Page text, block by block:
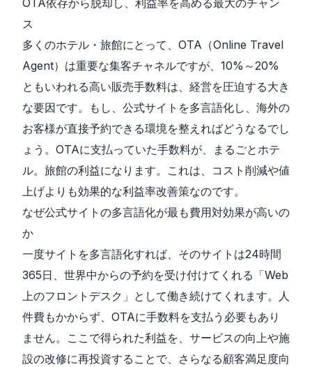
OTA依存から脱却し、利益率を高める最大のチャン
ス
多くのホテル・旅館にとって、OTA（Online Travel
Agent）は重要な集客チャネルですが、10%～20%
ともいわれる高い販売手数料は、経営を圧迫する大き
な要因です。もし、公式サイトを多言語化し、海外の
お客様が直接予約できる環境を整えればどうなるでし
ょう。OTAに支払っていた手数料が、まるごとホテ
ル。旅館の利益になります。これは、コスト削減や値
上げよりも効果的な利益率改善策なのです。
なぜ公式サイトの多言語化が最も費用対効果が高いの
か
一度サイトを多言語化すれば、そのサイトは24時間
365日、世界中からの予約を受け付けてくれる「Web
上のフロントデスク」として働き続けてくれます。人
件費もかからず、OTAに手数料を支払う必要もあり
ません。ここで得られた利益を、サービスの向上や施
設の改修に再投資することで、さらなる顧客満足度向